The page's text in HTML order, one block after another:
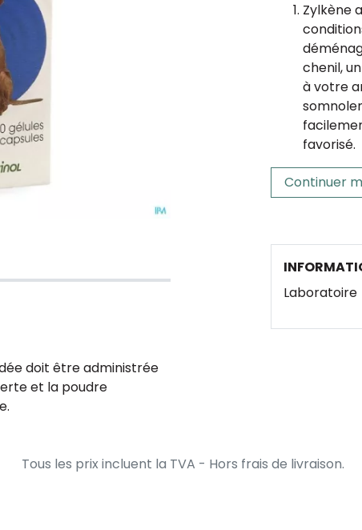
Zylkène
chenil,
à votre
favorisé.
Continuer
doit être administrée
et la poudre
Laboratoire
Tous les prix incluent la TVA - Hors frais de livraison.